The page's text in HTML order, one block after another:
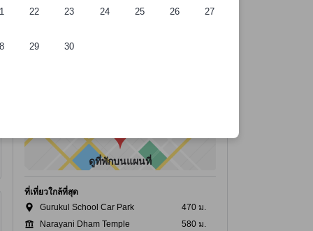
22 23 24 25 26 27
29 30
ดูที่พักบนแผนที่
ที่เที่ยวใกล้ที่สุด
Gurukul School Car Park
470 ม.
Narayani Dham Temple
580 ม.